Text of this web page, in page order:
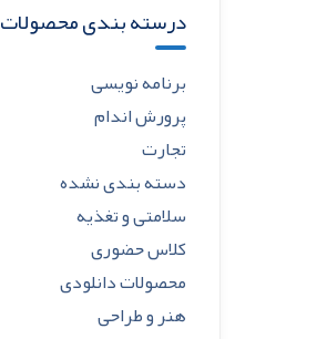
درسته بندی محصولات
برنامه نویسی
پرورش اندام
تجارت
دسته بندی نشده
سلامتی و تغذیه
کلاس حضوری
محصولات دانلودی
هنر و طراحی